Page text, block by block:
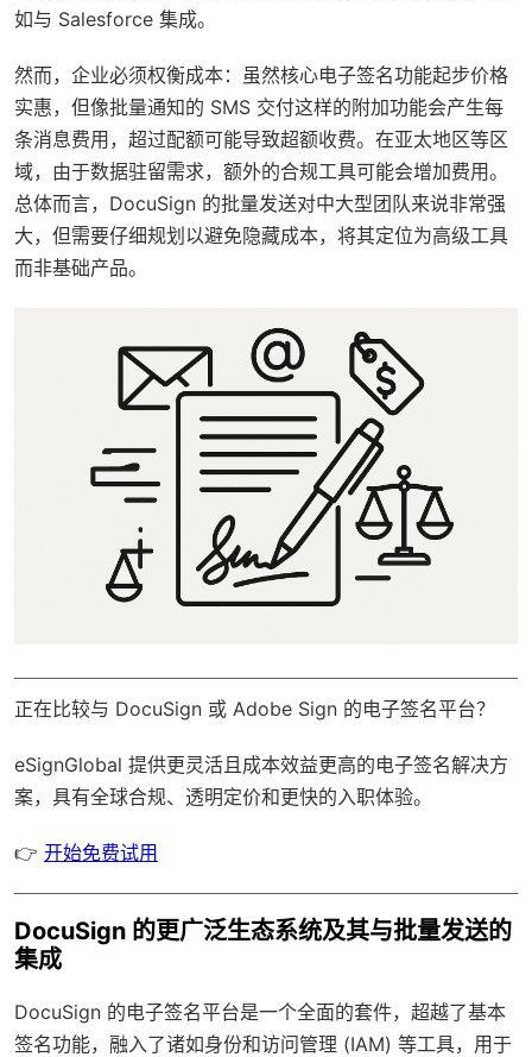
如与 Salesforce 集成。
然而，企业必须权衡成本：虽然核心电子签名功能起步价格
实惠，但像批量通知的 SMS 交付这样的附加功能会产生每
条消息费用，超过配额可能导致超额收费。在亚太地区等区
域，由于数据驻留需求，额外的合规工具可能会增加费用。
总体而言，DocuSign 的批量发送对中大型团队来说非常强
大，但需要仔细规划以避免隐藏成本，将其定位为高级工具
而非基础产品。
正在比较与 DocuSign 或 Adobe Sign 的电子签名平台？
eSignGlobal 提供更灵活且成本效益更高的电子签名解决方
案，具有全球合规、透明定价和更快的入职体验。
👉 开始免费试用
DocuSign 的更广泛生态系统及其与批量发送的
集成
DocuSign 的电子签名平台是一个全面的套件，超越了基本
签名功能，融入了诸如身份和访问管理 (IAM) 等工具，用于